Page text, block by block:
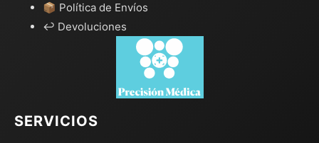
📦 Política de Envíos
↩️ Devoluciones
SERVICIOS